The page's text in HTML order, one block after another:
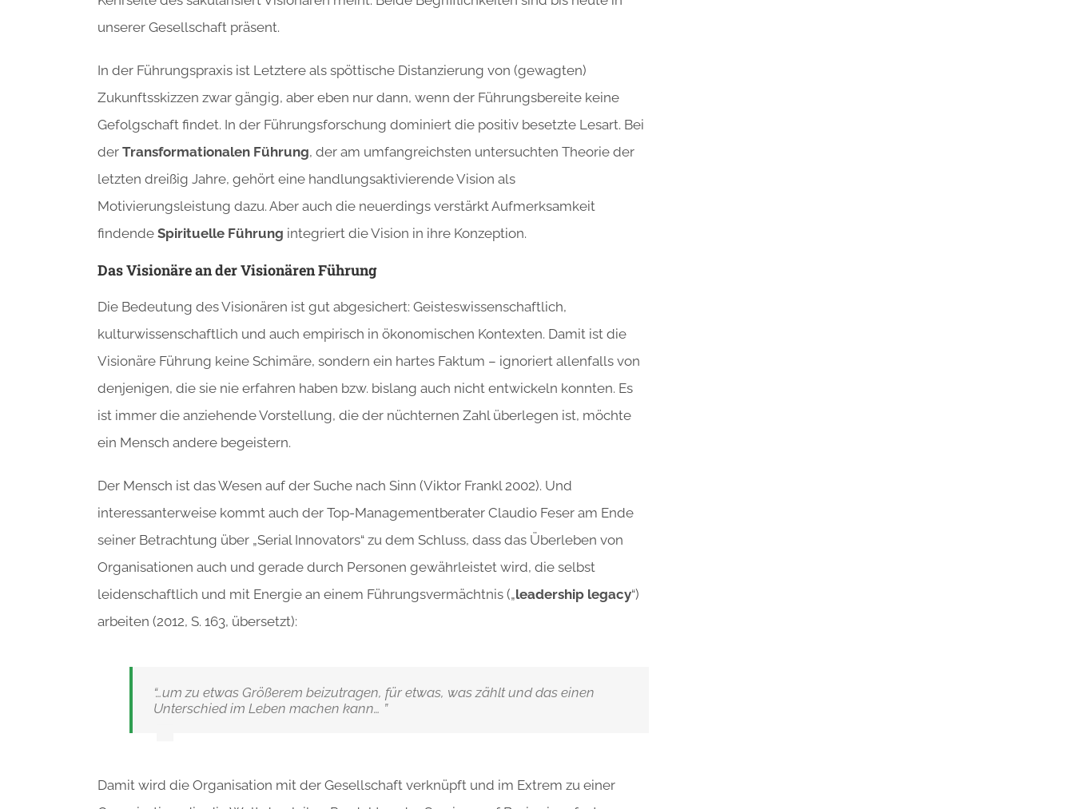
unserer Gesellschaft präsent.
In der Führungspraxis ist Letztere als spöttische Distanzierung von (gewagten)
Zukunftsskizzen zwar gängig, aber eben nur dann, wenn der Führungsbereite keine
Gefolgschaft findet. In der Führungsforschung dominiert die positiv besetzte Lesart. Bei
der Transformationalen Führung, der am umfangreichsten untersuchten Theorie der
letzten dreißig Jahre, gehört eine handlungsaktivierende Vision als
Motivierungsleistung dazu. Aber auch die neuerdings verstärkt Aufmerksamkeit
findende Spirituelle Führung integriert die Vision in ihre Konzeption.
Das Visionäre an der Visionären Führung
Die Bedeutung des Visionären ist gut abgesichert: Geisteswissenschaftlich,
kulturwissenschaftlich und auch empirisch in ökonomischen Kontexten. Damit ist die
Visionäre Führung keine Schimäre, sondern ein hartes Faktum – ignoriert allenfalls von
denjenigen, die sie nie erfahren haben bzw. bislang auch nicht entwickeln konnten. Es
ist immer die anziehende Vorstellung, die der nüchternen Zahl überlegen ist, möchte
ein Mensch andere begeistern.
Der Mensch ist das Wesen auf der Suche nach Sinn (Viktor Frankl 2002). Und
interessanterweise kommt auch der Top-Managementberater Claudio Feser am Ende
seiner Betrachtung über „Serial Innovators“ zu dem Schluss, dass das Überleben von
Organisationen auch und gerade durch Personen gewährleistet wird, die selbst
leidenschaftlich und mit Energie an einem Führungsvermächtnis („leadership legacy“)
arbeiten (2012, S. 163, übersetzt):
“…um zu etwas Größerem beizutragen, für etwas, was zählt und das einen
Unterschied im Leben machen kann… ”
Damit wird die Organisation mit der Gesellschaft verknüpft und im Extrem zu einer